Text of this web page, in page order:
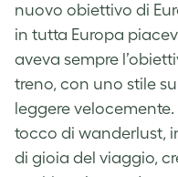
nuovo obiettivo di
in tutta Europa
aveva sempre
treno, con uno stile
leggere
tocco di wanderlust,
di gioia del viaggio,